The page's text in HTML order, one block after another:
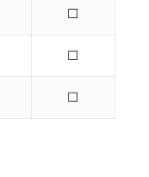
☐
☐
☐